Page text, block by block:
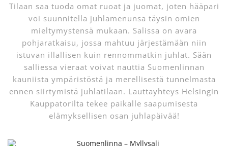
Tilaan saa tuoda omat ruoat ja juomat, joten hääpari
voi suunnitella juhlamenunsa täysin omien
mieltymystensä mukaan. Salissa on avara
pohjaratkaisu, jossa mahtuu järjestämään niin
istuvan illallisen kuin rennommatkin juhlat. Sään
salliessa vieraat voivat nauttia Suomenlinnan
kauniista ympäristöstä ja merellisestä tunnelmasta
ennen siirtymistä juhlatilaan. Lauttayhteys Helsingin
Kauppatorilta tekee paikalle saapumisesta
elämyksellisen osan juhlapäivää!